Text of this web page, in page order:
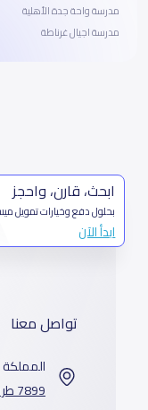
مدرسة واحة جدة الأهلية
مدرسة اجيال غرناطة
ابحث، قارن، واحجز
بحلول دفع وخيارات تمويل
ابدأ الآن
تواصل معنا
المملكة
7899 طريق الثمامة، حي الربيع، الرياض 11564